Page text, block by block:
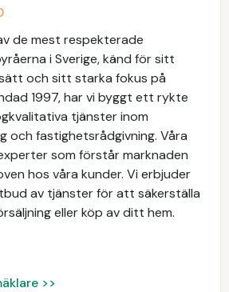
de mest respekterade
i Sverige, känd för sitt
och sitt starka fokus på
1997, har vi byggt ett rykte
tjänster inom
och fastighetsrådgivning. Våra
som förstår marknaden
hos våra kunder. Vi erbjuder
av tjänster för att säkerställa
eller köp av ditt hem.
>>